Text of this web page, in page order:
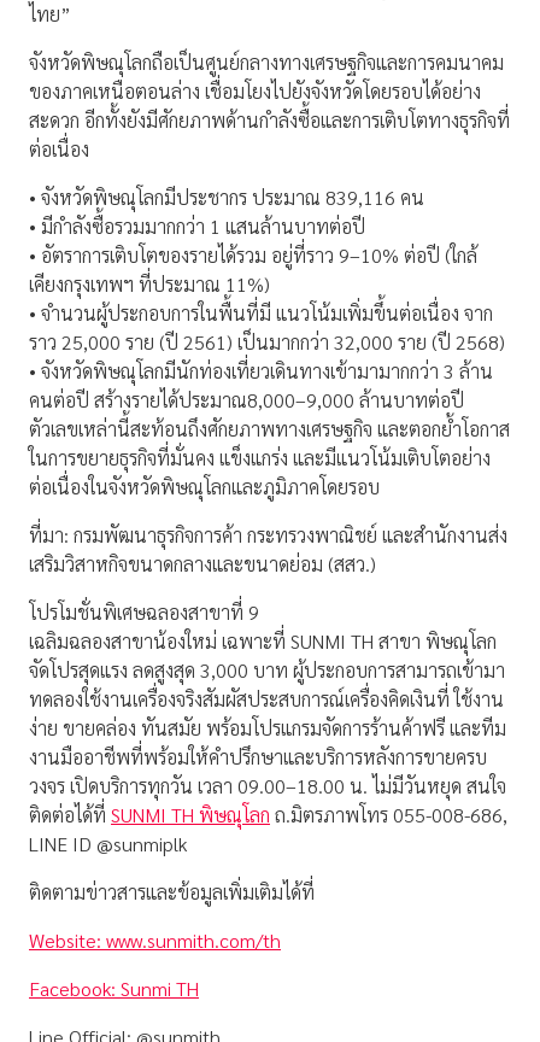
ไทย”
จังหวัดพิษณุโลกถือเป็นศูนย์กลางทางเศรษฐกิจและการคมนาคม
ของภาคเหนือตอนล่าง เชื่อมโยงไปยังจังหวัดโดยรอบได้อย่าง
สะดวก อีกทั้งยังมีศักยภาพด้านกำลังซื้อและการเติบโตทางธุรกิจที่
ต่อเนื่อง
• จังหวัดพิษณุโลกมีประชากร ประมาณ 839,116 คน
• มีกำลังซื้อรวมมากกว่า 1 แสนล้านบาทต่อปี
• อัตราการเติบโตของรายได้รวม อยู่ที่ราว 9–10% ต่อปี (ใกล้
เคียงกรุงเทพฯ ที่ประมาณ 11%)
• จำนวนผู้ประกอบการในพื้นที่มี แนวโน้มเพิ่มขึ้นต่อเนื่อง จาก
ราว 25,000 ราย (ปี 2561) เป็นมากกว่า 32,000 ราย (ปี 2568)
• จังหวัดพิษณุโลกมีนักท่องเที่ยวเดินทางเข้ามามากกว่า 3 ล้าน
คนต่อปี สร้างรายได้ประมาณ8,000–9,000 ล้านบาทต่อปี
ตัวเลขเหล่านี้สะท้อนถึงศักยภาพทางเศรษฐกิจ และตอกย้ำโอกาส
ในการขยายธุรกิจที่มั่นคง แข็งแกร่ง และมีแนวโน้มเติบโตอย่าง
ต่อเนื่องในจังหวัดพิษณุโลกและภูมิภาคโดยรอบ
ที่มา: กรมพัฒนาธุรกิจการค้า กระทรวงพาณิชย์ และสำนักงานส่ง
เสริมวิสาหกิจขนาดกลางและขนาดย่อม (สสว.)
โปรโมชั่นพิเศษฉลองสาขาที่ 9
เฉลิมฉลองสาขาน้องใหม่ เฉพาะที่ SUNMI TH สาขา พิษณุโลก
จัดโปรสุดแรง ลดสูงสุด 3,000 บาท ผู้ประกอบการสามารถเข้ามา
ทดลองใช้งานเครื่องจริงสัมผัสประสบการณ์เครื่องคิดเงินที่ ใช้งาน
ง่าย ขายคล่อง ทันสมัย พร้อมโปรแกรมจัดการร้านค้าฟรีและทีม
งานมืออาชีพที่พร้อมให้คำปรึกษาและบริการหลังการขายครบ
วงจรเปิดบริการทุกวัน เวลา 09.00–18.00 น. ไม่มีวันหยุด สนใจ
ติดต่อได้ที่ SUNMI TH พิษณุโลก ถ.มิตรภาพโทร055-008-686,
LINE ID @sunmiplk
ติดตามข่าวสารและข้อมูลเพิ่มเติมได้ที่
Website: www.sunmith.com/th
Facebook: Sunmi TH